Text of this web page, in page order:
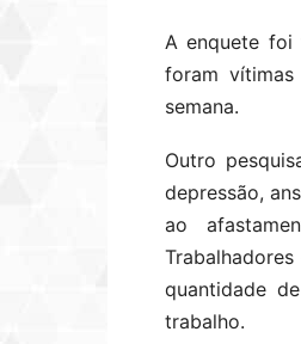
A enquete foi
foram
semana.
Outro
depressão,
ao
quantidade
trabalho.